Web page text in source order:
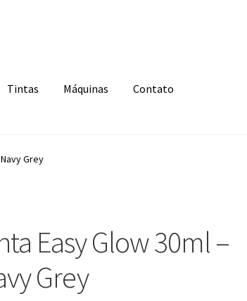
Tintas Máquinas Contato
Grey
Easy Glow 30ml –
Grey